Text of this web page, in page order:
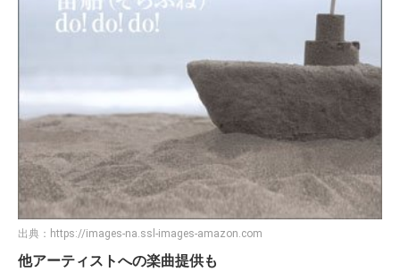
出典： https://images-na.ssl-images-amazon.com
他アーティストへの楽曲提供も